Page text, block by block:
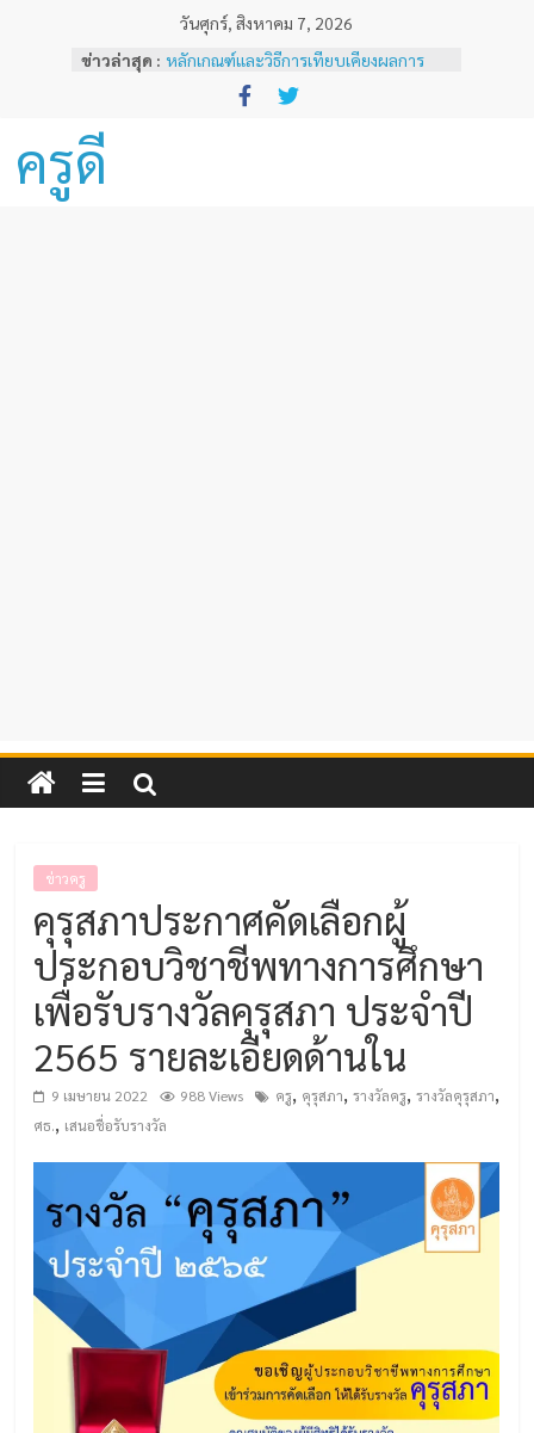
วันศุกร์, สิงหาคม 7, 2026
ข่าวล่าสุด :
ผลสลากกินแบ่งรัฐบาลงวดวันที่ 1
พฤศจิกายน 2567
หลักเกณฑ์และวิธีการเทียบเคียงผลการ
ทดสอบและประเมินสมรรถนะทางวิชาชีพ
ครูดี
ข่าวครู
คุรุสภาประกาศคัดเลือกผู้
ประกอบวิชาชีพทางการศึกษา
เพื่อรับรางวัลคุรุสภา ประจำปี
2565 รายละเอียดด้านใน
9 เมษายน 2022 988 Views ครู, คุรุสภา,รางวัลครู,รางวัลคุรุสภา,
ศธ., เสนอชื่อรับรางวัล